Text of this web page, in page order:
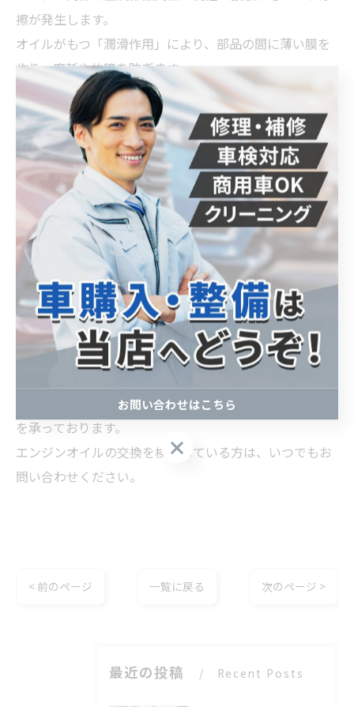
擦が発生します。
オイルがもつ「潤滑作用」により、部品の間に薄い膜を
作り、摩耗や故障を防ぎます。
潤滑が不十分だとエンジン音が大きくなったり、最悪の
場合焼き付きによる故障につながったりするため、注意
が必要です。
まとめ
エンジンオイルは、清浄・防錆・冷却・潤滑といった、
多様な役割をもっています。
オイルが劣化するとそれぞれの機能が低下するため、定
『K-factory』は、大崎市で自動車の点検やメンテナンス
を承っております。
エンジンオイルの交換を検討している方は、いつでもお
問い合わせください。
< 前のページ 一覧に戻る 次のページ >
最近の投稿 Recent Posts
お問い合わせはこちら
お問い合わせはこちら